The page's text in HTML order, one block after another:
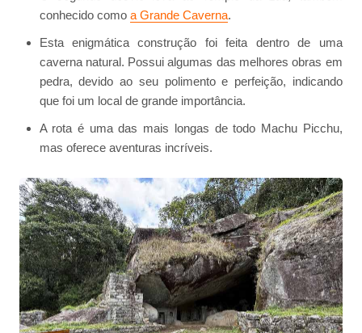
conhecido como a Grande Caverna.
Esta enigmática construção foi feita dentro de uma
caverna natural. Possui algumas das melhores obras em
pedra, devido ao seu polimento e perfeição, indicando
que foi um local de grande importância.
A rota é uma das mais longas de todo Machu Picchu,
mas oferece aventuras incríveis.